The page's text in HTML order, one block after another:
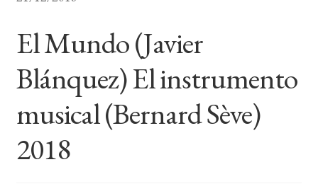
ACTUALIDAD
menú
PODCAST
LA EDITORIAL
El Mundo (Javier
Blánquez) El instrumento
musical (Bernard Sève)
2018